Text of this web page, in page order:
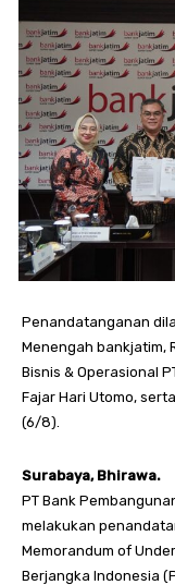
Penandatanganan
Menengah bankjatim,
Bisnis & Operasional
Fajar Hari Utomo,
(6/8).
Surabaya, Bhirawa.
PT Bank
melakukan
Memorandum of
Berjangka Indonesia